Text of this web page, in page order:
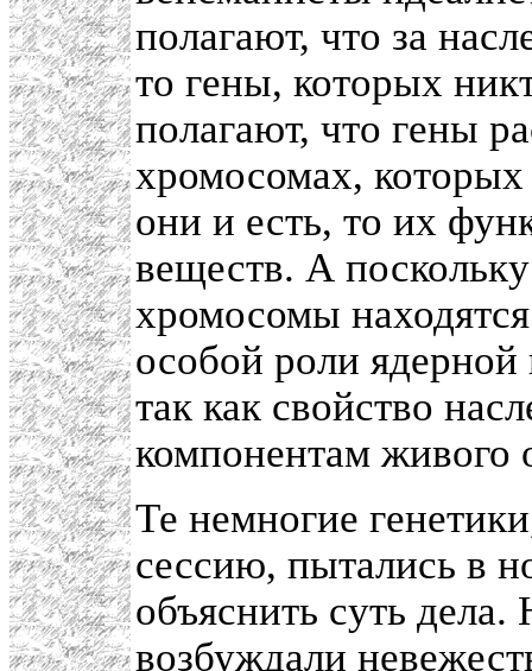
полагают, что за
то гены, которых
полагают, что гены
хромосомах,
они и есть, то их
веществ. А
хромосомы
особой роли ядерной
так как свойство
компонентам живого
Те немногие
сессию, пытались в
объяснить суть дела.
возбуждали